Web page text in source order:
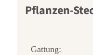
Pflanzen-
Gattung: